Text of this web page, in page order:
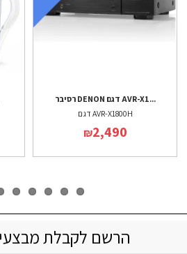
רסיבר DENON דגם AVR-X1...
דגם AVR-X1800H
₪2,490
הרשם לקבלת